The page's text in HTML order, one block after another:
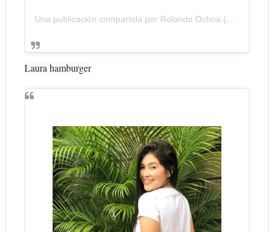
Una publicación compartida por Rolando Ochoa (@rolando_8a)
Laura hamburger